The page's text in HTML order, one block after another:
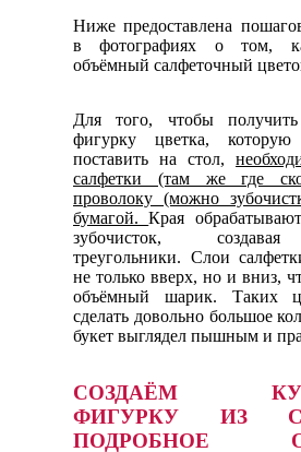
Ниже предоставлена
в фотографиях о том,
объёмный салфеточный
Для того, чтобы
фигурку цветка,
поставить на стол,
салфетки (там же где
проволоку (можно
бумагой.Края
зубочисток,
треугольники. Слои
не только вверх, но и вниз,
объёмный шарик. Таких
сделать довольно большое
букет выглядел пышным и
СОЗДАЁМ
ФИГУРКУ ИЗ
ПОДРОБНОЕ